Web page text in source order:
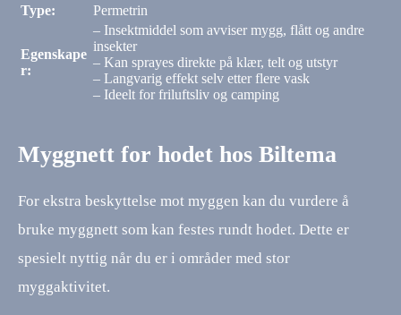
Type:
Permetrin
Egenskape
r:
– Insektmiddel som avviser mygg, flått og andre
insekter
– Kan sprayes direkte på klær, telt og utstyr
– Langvarig effekt selv etter flere vask
– Ideelt for friluftsliv og camping
Myggnett for hodet hos Biltema
For ekstra beskyttelse mot myggen kan du vurdere å
bruke myggnett som kan festes rundt hodet. Dette er
spesielt nyttig når du er i områder med stor
myggaktivitet.